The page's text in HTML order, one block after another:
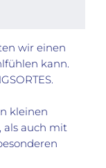
wir einen
kann.
kleinen
als auch mit